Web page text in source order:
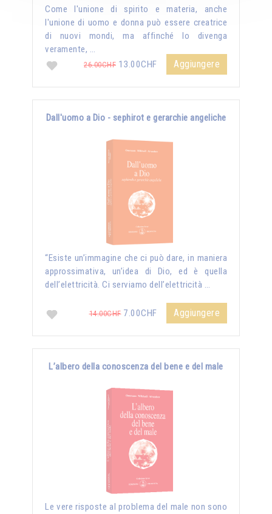
Come l'unione di spirito e materia, anche
l'unione di uomo e donna può essere creatrice
di nuovi mondi, ma affinché lo divenga
veramente, …
26.00CHF 13.00CHF Aggiungere
Dall'uomo a Dio - sephirot e gerarchie angeliche
“Esiste un’immagine che ci può dare, in maniera
approssimativa, un’idea di Dio, ed è quella
dell’elettricità. Ci serviamo dell’elettricità …
14.00CHF7.00CHF Aggiungere
L’albero della conoscenza del bene e del male
Le vere risposte al problema del male non sono